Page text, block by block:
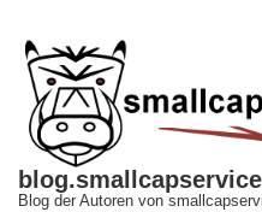
Zum
Inhalt
Blog der Autoren von